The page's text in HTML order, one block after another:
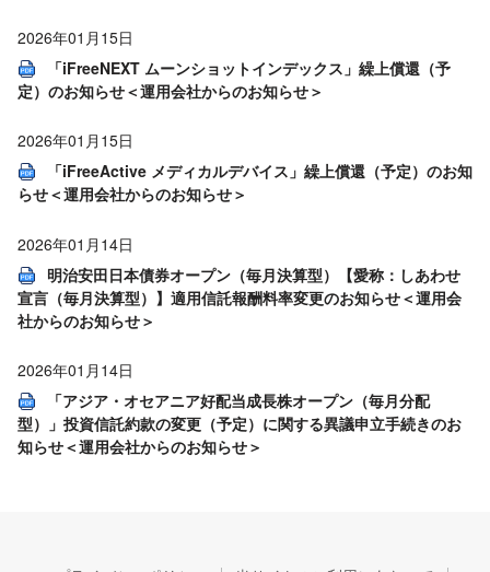
2026年01月15日
「iFreeNEXT ムーンショットインデックス」繰上償還（予
定）のお知らせ＜運用会社からのお知らせ＞
2026年01月15日
「iFreeActive メディカルデバイス」繰上償還（予定）のお知
らせ＜運用会社からのお知らせ＞
2026年01月14日
明治安田日本債券オープン（毎月決算型）【愛称：しあわせ
宣言（毎月決算型）】適用信託報酬料率変更のお知らせ＜運用会
社からのお知らせ＞
2026年01月14日
「アジア・オセアニア好配当成長株オープン（毎月分配
型）」投資信託約款の変更（予定）に関する異議申立手続きのお
知らせ＜運用会社からのお知らせ＞